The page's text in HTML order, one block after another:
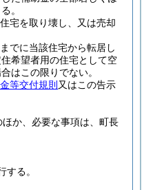
。
宅を取り壊し、又は売却
でに当該住宅から転居し
希望者用の住宅として空
はこの限りでない。
等交付規則 又はこの告示
か、必要な事項は、町長
する。